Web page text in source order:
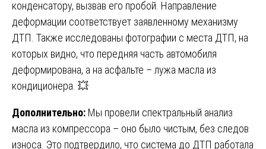
конденсатору, вызвав его пробой. Направление
деформации соответствует заявленному механизму
ДТП. Также исследованы фотографии с места ДТП, на
которых видно, что передняя часть автомобиля
деформирована, а на асфальте – лужа масла из
кондиционера. 💥
Дополнительно: Мы провели спектральный анализ
масла из компрессора – оно было чистым, без следов
износа. Это подтвердило, что система до ДТП работала